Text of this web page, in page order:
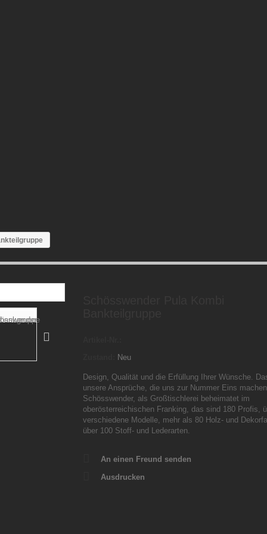
Neu
Design, Qualität und die Erfüllung Ihrer Wünsche.
unsere Ansprüche, die uns zur Nummer Eins
Schösswender, als Großtischlerei beheimatet im
oberösterreichischen Franking, das sind 180 Profis,
verschiedene Modelle, mehr als 80 Holz- und
über 100 Stoff- und Lederarten.
An einen Freund senden
Ausdrucken